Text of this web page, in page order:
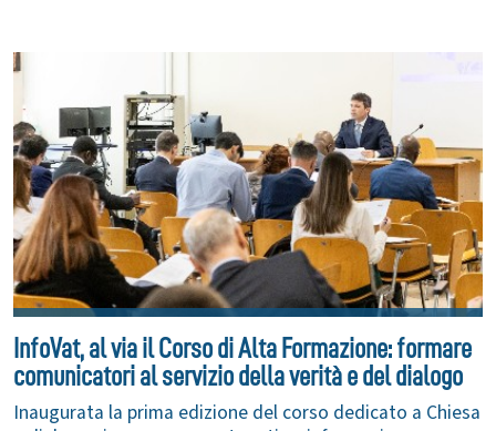
InfoVat, al via il Corso di Alta Formazione: formare
comunicatori al servizio della verità e del dialogo
Inaugurata la prima edizione del corso dedicato a Chiesa